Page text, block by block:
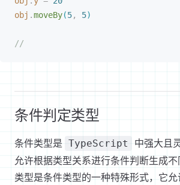
obj .moveBy(5, 5)
//
条件判定类型
条件类型是 TypeScript
中强大且
允许根据类型关系进行条件判断生成
类型是条件类型的一种特殊形式，它